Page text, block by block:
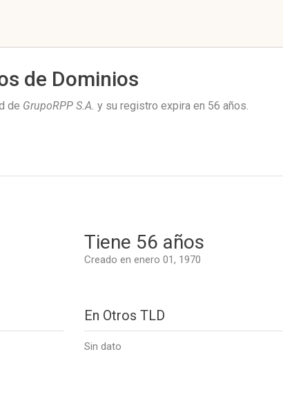
de Dominios
de GrupoRPP S.A. y su registro expira en 56 años.
Tiene 56 años
Creado en enero 01, 1970
En Otros TLD
Sin dato